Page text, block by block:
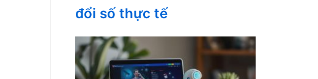
đổi số thực tế